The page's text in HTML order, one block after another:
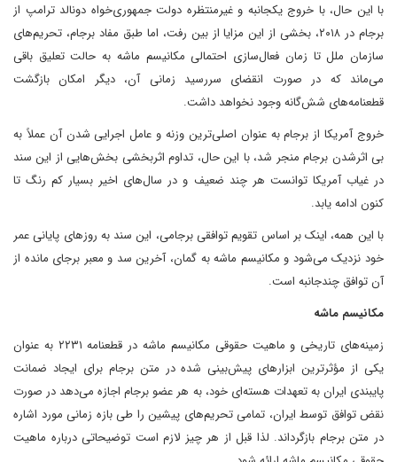
با این حال، با خروج یکجانبه و غیرمنتظره دولت جمهوری‌خواه دونالد ترامپ از
برجام در ۲۰۱۸، بخشی از این مزایا از بین رفت، اما طبق مفاد برجام، تحریم‌های
سازمان ملل تا زمان فعال‌سازی احتمالی مکانیسم ماشه به حالت تعلیق باقی
می‌‌ماند که در صورت انقضای سررسید زمانی آن، دیگر امکان بازگشت
قطعنامه‌های شش‌گانه وجود نخواهد داشت.
خروج آمریکا از برجام به عنوان اصلی‌ترین وزنه و عامل اجرایی شدن آن عملاً به
بی اثرشدن برجام منجر شد، با این حال، تداوم اثربخشی بخش‌هایی از این سند
در غیاب آمریکا توانست هر چند ضعیف و در سال‌های اخیر بسیار کم رنگ تا
کنون ادامه یابد.
با این همه، اینک بر اساس تقویم توافقی برجامی، این سند به روزهای پایانی عمر
خود نزدیک می‌شود و مکانیسم ماشه به گمان، آخرین سد و معبر برجای مانده از
آن توافق چندجانبه است.
مکانیسم ماشه
زمینه‌های تاریخی و ماهیت حقوقی مکانیسم ماشه در قطعنامه ۲۲۳۱ به عنوان
یکی از مؤثرترین ابزارهای پیش‌بینی شده در متن برجام برای ایجاد ضمانت
پایبندی ایران به تعهدات هسته‌ای خود، به هر عضو برجام اجازه می‌دهد در صورت
نقض توافق توسط ایران، تمامی تحریم‌های پیشین را طی بازه زمانی مورد اشاره
در متن برجام بازگرداند. لذا قبل از هر چیز لازم است توضیحاتی درباره ماهیت